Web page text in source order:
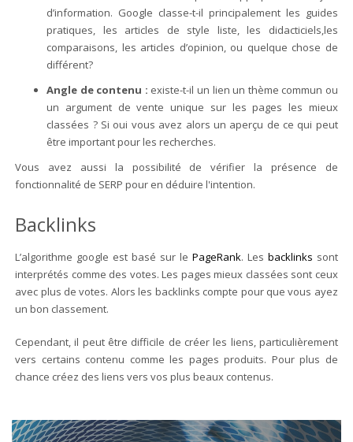
d’information. Google classe-t-il principalement les guides
pratiques, les articles de style liste, les didacticiels,les
comparaisons, les articles d’opinion, ou quelque chose de
différent?
Angle de contenu : existe-t-il un lien un thème commun ou
un argument de vente unique sur les pages les mieux
classées ? Si oui vous avez alors un aperçu de ce qui peut
être important pour les recherches.
Vous avez aussi la possibilité de vérifier la présence de
fonctionnalité de SERP pour en déduire l'intention.
Backlinks
L’algorithme google est basé sur le PageRank. Les backlinks sont
interprétés comme des votes. Les pages mieux classées sont ceux
avec plus de votes. Alors les backlinks compte pour que vous ayez
un bon classement.
Cependant, il peut être difficile de créer les liens, particulièrement
vers certains contenu comme les pages produits. Pour plus de
chance créez des liens vers vos plus beaux contenus.